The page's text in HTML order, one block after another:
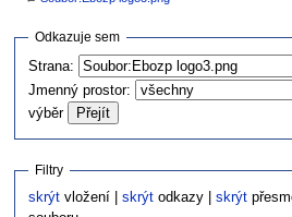
Skočit
navigaci
Skočit
vyhledávání
Odkazuje sem
Strana:
Jmenný prostor:
výběr
Filtry
skrýt vložení |skrýt odkazy |skrýt